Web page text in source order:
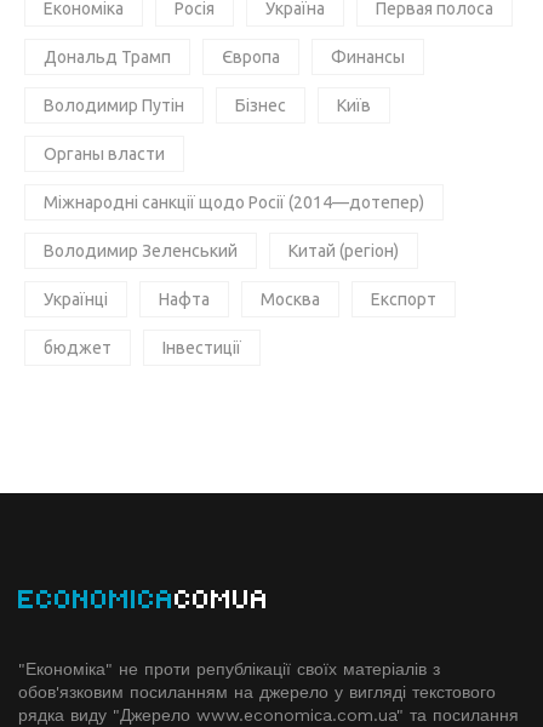
Економіка Росія Україна Первая полоса
Дональд Трамп Європа Финансы
Володимир Путін Бізнес Київ
Органы власти
Міжнародні санкції щодо Росії (2014—дотепер)
Володимир Зеленський Китай (регіон)
Українці Нафта Москва Експорт
бюджет Інвестиції
ECONOMICACOMUA
"Економіка" не проти републікації своїх матеріалів з
обов'язковим посиланням на джерело у вигляді текстового
рядка виду "Джерело www.economiсa.com.ua" та посилання